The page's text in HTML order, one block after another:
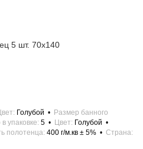
5 шт. 70x140
Голубой
Размер банного
упаковке 5 Цвет
Голубой
полотенца 400 г/м.кв ± 5%
Страна